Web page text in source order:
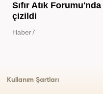
Sıfır Atık
çizildi
Haber7
Kullanım Şartları